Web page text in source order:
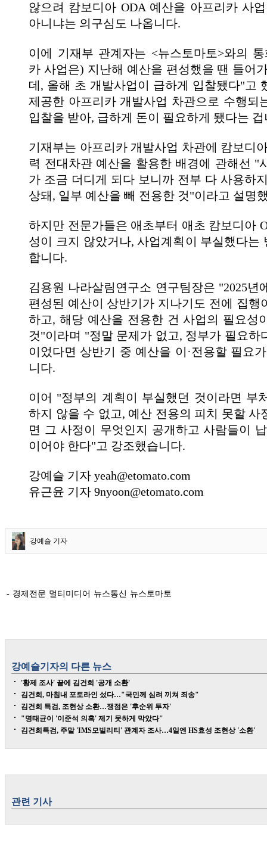
않으려 캄보디아 ODA 예산을 아프리카 사
아니냐는 의구심도 나옵니다.
이에 기재부 관계자는 <뉴스토마토>와의
카 사업은) 지난해 예산을 편성했을 땐 들어
데, 올해 초 개발사업이 급하게 입찰됐다"고
제공한 아프리카 개발사업 차관으로 수행되
입찰을 받아, 급하게 돈이 필요하게 됐다는
기재부는 아프리카 개발사업 차관에 캄보디
력 전대차관 예산을 활용한 배경에 관해선 "
가 조금 더디게 되다 보니까 전부 다 사용하
상돼, 일부 예산을 빼 전용한 것"이라고 설명
하지만 전문가들은 애초부터 애초 캄보디아
성이 크지 않았거나, 사업계획이 부실했다는
합니다.
김용원 나라살림연구소 연구팀장은 "2025년
편성된 예산이 상반기가 지나기도 전에 집행
하고, 해당 예산을 전용한 건 사업의 필요성
것"이라며 "정말 문제가 없고, 정부가 필요하
이었다면 상반기 중 예산을 이·전용할 필요
니다.
이어 "정부의 계획이 부실했던 것이라면 부
하지 않을 수 없고, 예산 전용의 피치 못할 사
면 그 사정이 무엇인지 공개하고 사람들이
이어야 한다"고 강조했습니다.
강예슬 기자 yeah@etomato.com
유근윤 기자 9nyoon@etomato.com
강예슬 기자
- 경제전문 멀티미디어 뉴스통신 뉴스토마토
강예슬기자의 다른 뉴스
'황제 조사' 끝에 김건희 '공개 소환'
김건희, 마침내 포토라인 섰다…"국민께 심려 끼쳐 죄송"
김건희 특검, 조현상 소환…쟁점은 '후순위 투자'
"명태균이 '이준석 의혹' 제기 못하게 막았다"
김건희특검, 주말 'IMS모빌리티' 관계자 조사…4일엔 HS효성 조현상 '소환'
관련 기사